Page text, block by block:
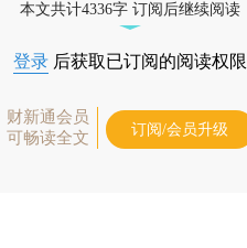
本文共计4336字 订阅后继续阅读
登录 后获取已订阅的阅读权限
财新通会员
可畅读全文
订阅/会员升级